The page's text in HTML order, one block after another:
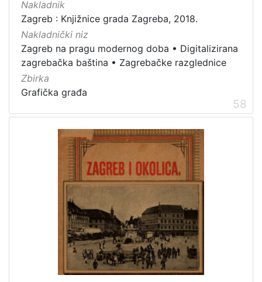
Nakladnik
Zagreb : Knjižnice grada Zagreba, 2018.
Nakladnički niz
Zagreb na pragu modernog doba • Digitalizirana
zagrebačka baština • Zagrebačke razglednice
Zbirka
Grafička građa
58